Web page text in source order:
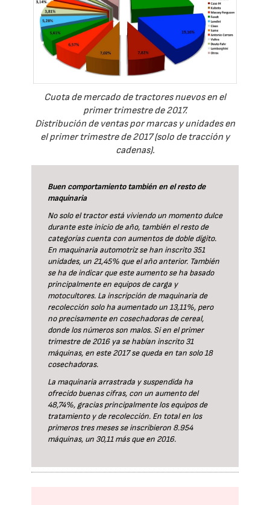
Cuota de mercado de tractores nuevos en el
primer trimestre de 2017.
Distribución de ventas por marcas y unidades en
el primer trimestre de 2017 (solo de tracción y
cadenas).
Buen comportamiento también en el resto de
maquinaria
No solo el tractor está viviendo un momento dulce
durante este inicio de año, también el resto de
categorías cuenta con aumentos de doble dígito.
En maquinaria automotriz se han inscrito 351
unidades, un 21,45% que el año anterior. También
se ha de indicar que este aumento se ha basado
principalmente en equipos de carga y
motocultores. La inscripción de maquinaria de
recolección solo ha aumentado un 13,11%, pero
no precisamente en cosechadoras de cereal,
donde los números son malos. Si en el primer
trimestre de 2016 ya se habían inscrito 31
máquinas, en este 2017 se queda en tan solo 18
cosechadoras.
La maquinaria arrastrada y suspendida ha
ofrecido buenas cifras, con un aumento del
48,74%, gracias principalmente los equipos de
tratamiento y de recolección. En total en los
primeros tres meses se inscribieron 8.954
máquinas, un 30,11 más que en 2016.